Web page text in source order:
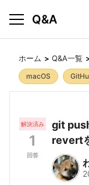
Q&A
ホーム Q&A一覧
macOS
解決済み
1
回答
git
revert